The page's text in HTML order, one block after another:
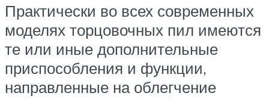
Практически во всех современных
моделях торцовочных пил имеются
те или иные дополнительные
приспособления и функции,
направленные на облегчение